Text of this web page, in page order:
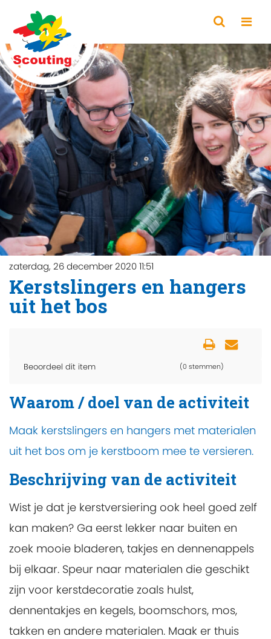
zaterdag, 26 december 2020 11:51
Kerstslingers en hangers
uit het bos
Beoordeel dit item (0 stemmen)
Waarom / doel van de activiteit
Maak kerstslingers en hangers met materialen
uit het bos om je kerstboom mee te versieren.
Beschrijving van de activiteit
Wist je dat je kerstversiering ook heel goed zelf
kan maken? Ga eerst lekker naar buiten en
zoek mooie bladeren, takjes en dennenappels
bij elkaar. Speur naar materialen die geschikt
zijn voor kerstdecoratie zoals hulst,
dennentakjes en kegels, boomschors, mos,
takken en andere materialen. Maak er thuis